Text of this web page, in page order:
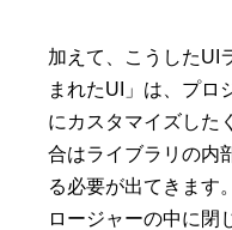
加えて、こうしたUI
まれたUI」は、プロ
にカスタマイズした
合はライブラリの内
る必要が出てきます
ロージャーの中に閉